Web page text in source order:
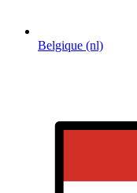
Belgique (nl)